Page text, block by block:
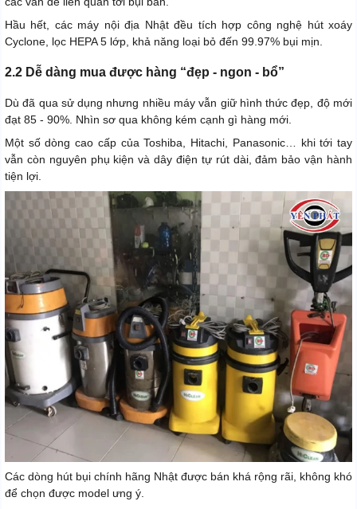
Hầu hết, các máy nội địa Nhật đều tích hợp công nghệ hút xoáy
Cyclone, lọc HEPA 5 lớp, khả năng loại bỏ đến 99.97% bụi mịn.
2.2 Dễ dàng mua được hàng “đẹp - ngon - bổ”
Dù đã qua sử dụng nhưng nhiều máy vẫn giữ hình thức đẹp, độ mới
đạt 85 - 90%. Nhìn sơ qua không kém cạnh gì hàng mới.
Một số dòng cao cấp của Toshiba, Hitachi, Panasonic… khi tới tay
vẫn còn nguyên phụ kiện và dây điện tự rút dài, đảm bảo vận hành
tiện lợi.
Các dòng hút bụi chính hãng Nhật được bán khá rộng rãi, không khó
để chọn được model ưng ý.